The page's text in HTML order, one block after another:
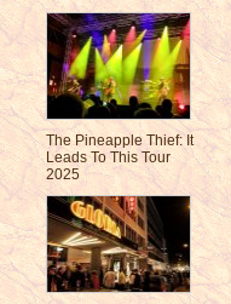
The Pineapple Thief: It
Leads To This Tour
2025